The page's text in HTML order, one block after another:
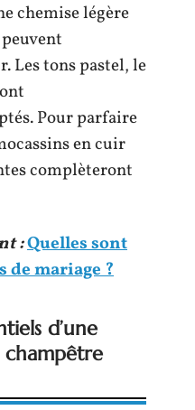
chemise légère
Les tons pastel, le
Pour parfaire
en cuir
complèteront
:Quelles sont
de mariage ?
d’une